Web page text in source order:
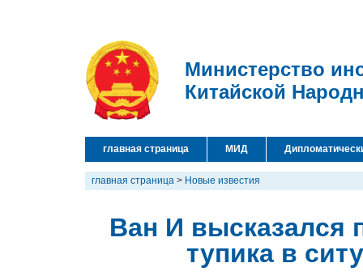
Министерство
Китайской
главная страница МИД
главная страница > Новые известия
Ван И высказался
тупика в